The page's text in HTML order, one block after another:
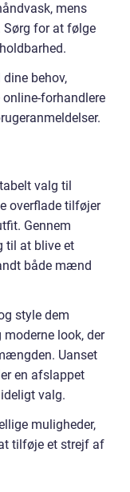
mens
Sørg for at følge
behov,
forhandlere
valg til
overflade tilføjer
Gennem
til at blive et
både mænd
style dem
look, der
Uanset
en afslappet
valg.
muligheder,
tilføje et strejf af